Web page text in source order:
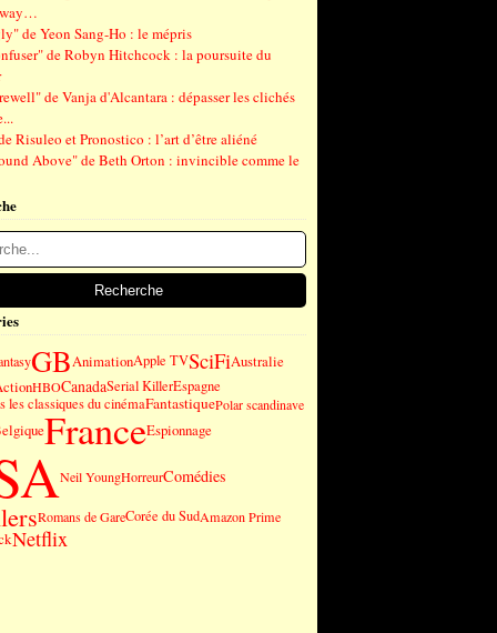
de Yeon Sang-Ho : le mépris
de Robyn Hitchcock : la poursuite du
de Vanja d'Alcantara : dépasser les clichés
Risuleo et Pronostico : l’art d’être aliéné
Above" de Beth Orton : invincible comme le
GBAnimationApple TVSciFiAustralie
HBOCanadaSerial KillerEspagne
les classiques du cinémaFantastiquePolar scandinave
FranceEspionnage
Neil YoungHorreurComédies
Romans de GareCorée du SudAmazon Prime
Netflix